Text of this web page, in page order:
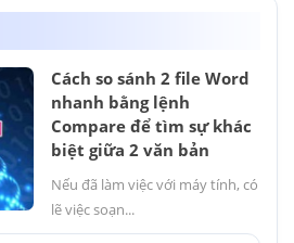
Cách so sánh 2 file Word
nhanh bằng lệnh
Compare để tìm sự khác
biệt giữa 2 văn bản
Nếu đã làm việc với máy tính, có
lẽ việc soạn...